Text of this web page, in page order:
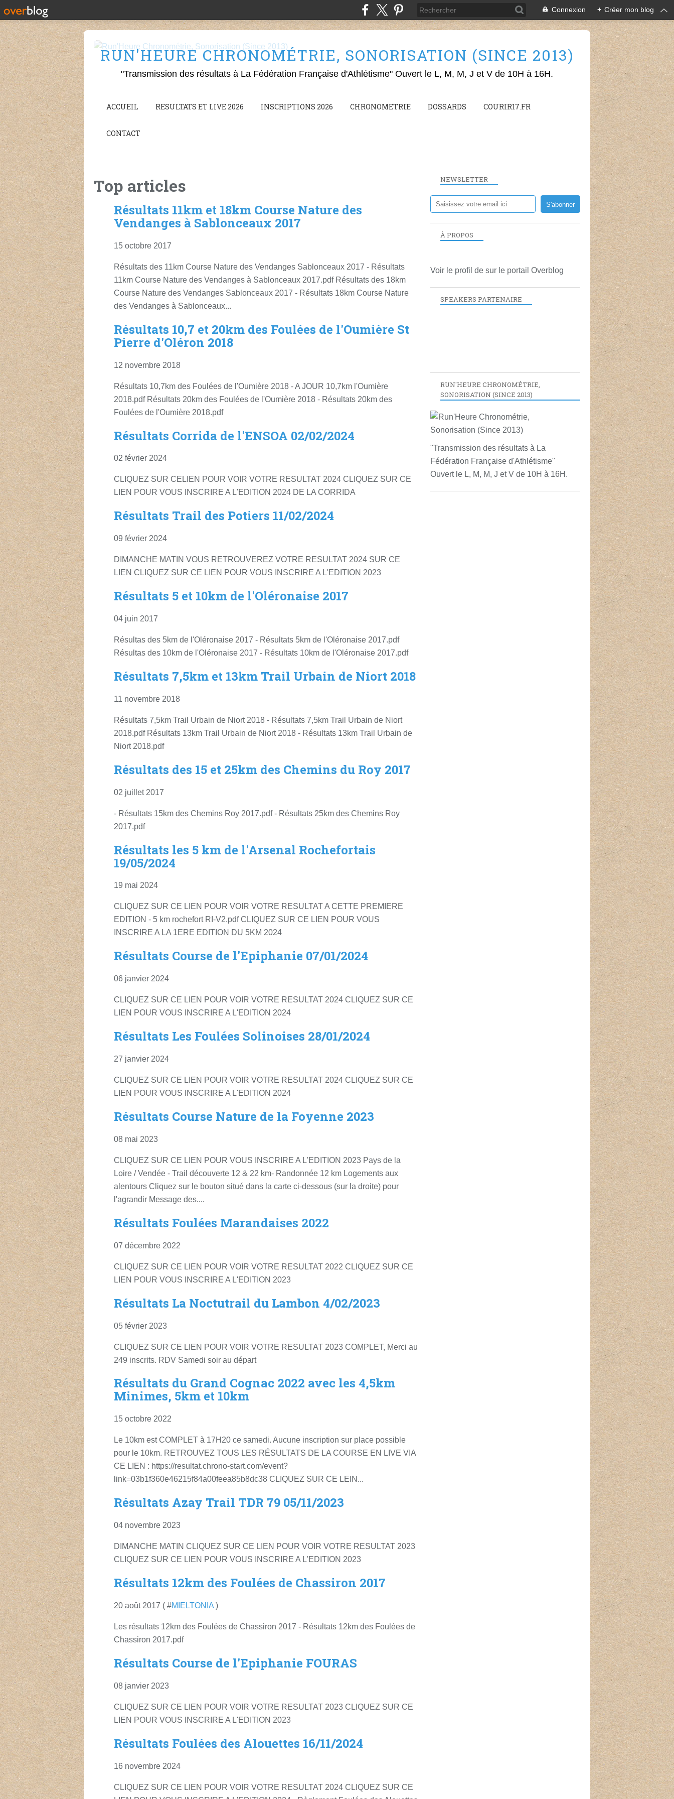
Connexion + Créer mon blog
RUN'HEURE CHRONOMÉTRIE, SONORISATION (SINCE 2013)
"Transmission des résultats à La Fédération Française d'Athlétisme" Ouvert le L, M, M, J et V de 10H à 16H.
ACCUEIL RESULTATS ET LIVE 2026 INSCRIPTIONS 2026 CHRONOMETRIE DOSSARDS COURIR17.FR
CONTACT
Top articles
Résultats 11km et 18km Course Nature des
Vendanges à Sablonceaux 2017
15 octobre 2017
Résultats des 11km Course Nature des Vendanges Sablonceaux 2017 - Résultats
11km Course Nature des Vendanges à Sablonceaux 2017.pdf Résultats des 18km
Course Nature des Vendanges Sablonceaux 2017 - Résultats 18km Course Nature
des Vendanges à Sablonceaux...
Résultats 10,7 et 20km des Foulées de l'Oumière St
Pierre d'Oléron 2018
12 novembre 2018
Résultats 10,7km des Foulées de l'Oumière 2018 - A JOUR 10,7km l'Oumière
2018.pdf Résultats 20km des Foulées de l'Oumière 2018 - Résultats 20km des
Foulées de l'Oumière 2018.pdf
Résultats Corrida de l'ENSOA 02/02/2024
02 février 2024
CLIQUEZ SUR CELIEN POUR VOIR VOTRE RESULTAT 2024 CLIQUEZ SUR CE
LIEN POUR VOUS INSCRIRE A L'EDITION 2024 DE LA CORRIDA
Résultats Trail des Potiers 11/02/2024
09 février 2024
DIMANCHE MATIN VOUS RETROUVEREZ VOTRE RESULTAT 2024 SUR CE
LIEN CLIQUEZ SUR CE LIEN POUR VOUS INSCRIRE A L'EDITION 2023
Résultats 5 et 10km de l'Oléronaise 2017
04 juin 2017
Résultas des 5km de l'Oléronaise 2017 - Résultats 5km de l'Oléronaise 2017.pdf
Résultas des 10km de l'Oléronaise 2017 - Résultats 10km de l'Oléronaise 2017.pdf
Résultats 7,5km et 13km Trail Urbain de Niort 2018
11 novembre 2018
Résultats 7,5km Trail Urbain de Niort 2018 - Résultats 7,5km Trail Urbain de Niort
2018.pdf Résultats 13km Trail Urbain de Niort 2018 - Résultats 13km Trail Urbain de
Niort 2018.pdf
Résultats des 15 et 25km des Chemins du Roy 2017
02 juillet 2017
- Résultats 15km des Chemins Roy 2017.pdf - Résultats 25km des Chemins Roy
2017.pdf
Résultats les 5 km de l'Arsenal Rochefortais
19/05/2024
19 mai 2024
CLIQUEZ SUR CE LIEN POUR VOIR VOTRE RESULTAT A CETTE PREMIERE
EDITION - 5 km rochefort RI-V2.pdf CLIQUEZ SUR CE LIEN POUR VOUS
INSCRIRE A LA 1ERE EDITION DU 5KM 2024
Résultats Course de l'Epiphanie 07/01/2024
06 janvier 2024
CLIQUEZ SUR CE LIEN POUR VOIR VOTRE RESULTAT 2024 CLIQUEZ SUR CE
LIEN POUR VOUS INSCRIRE A L'EDITION 2024
Résultats Les Foulées Solinoises 28/01/2024
27 janvier 2024
CLIQUEZ SUR CE LIEN POUR VOIR VOTRE RESULTAT 2024 CLIQUEZ SUR CE
LIEN POUR VOUS INSCRIRE A L'EDITION 2024
Résultats Course Nature de la Foyenne 2023
08 mai 2023
CLIQUEZ SUR CE LIEN POUR VOUS INSCRIRE A L'EDITION 2023 Pays de la
Loire / Vendée - Trail découverte 12 & 22 km- Randonnée 12 km Logements aux
alentours Cliquez sur le bouton situé dans la carte ci-dessous (sur la droite) pour
l'agrandir Message des....
Résultats Foulées Marandaises 2022
07 décembre 2022
CLIQUEZ SUR CE LIEN POUR VOIR VOTRE RESULTAT 2022 CLIQUEZ SUR CE
LIEN POUR VOUS INSCRIRE A L'EDITION 2023
Résultats La Noctutrail du Lambon 4/02/2023
05 février 2023
CLIQUEZ SUR CE LIEN POUR VOIR VOTRE RESULTAT 2023 COMPLET, Merci au
249 inscrits. RDV Samedi soir au départ
Résultats du Grand Cognac 2022 avec les 4,5km
Minimes, 5km et 10km
15 octobre 2022
Le 10km est COMPLET à 17H20 ce samedi. Aucune inscription sur place possible
pour le 10km. RETROUVEZ TOUS LES RÉSULTATS DE LA COURSE EN LIVE VIA
CE LIEN : https://resultat.chrono-start.com/event?
link=03b1f360e46215f84a00feea85b8dc38 CLIQUEZ SUR CE LEIN...
Résultats Azay Trail TDR 79 05/11/2023
04 novembre 2023
DIMANCHE MATIN CLIQUEZ SUR CE LIEN POUR VOIR VOTRE RESULTAT 2023
CLIQUEZ SUR CE LIEN POUR VOUS INSCRIRE A L'EDITION 2023
Résultats 12km des Foulées de Chassiron 2017
20 août 2017 ( #MIELTONIA )
Les résultats 12km des Foulées de Chassiron 2017 - Résultats 12km des Foulées de
Chassiron 2017.pdf
Résultats Course de l'Epiphanie FOURAS
08 janvier 2023
CLIQUEZ SUR CE LIEN POUR VOIR VOTRE RESULTAT 2023 CLIQUEZ SUR CE
LIEN POUR VOUS INSCRIRE A L'EDITION 2023
Résultats Foulées des Alouettes 16/11/2024
16 novembre 2024
CLIQUEZ SUR CE LIEN POUR VOIR VOTRE RESULTAT 2024 CLIQUEZ SUR CE
NEWSLETTER
RUN'HEURE CHRONOMÉTRIE,
SONORISATION (SINCE 2013)
"Transmission des résultats à La
Fédération Française d'Athlétisme"
Ouvert le L, M, M, J et V de 10H à 16H.
À PROPOS
Voir le profil de sur le portail Overblog
SPEAKERS PARTENAIRE